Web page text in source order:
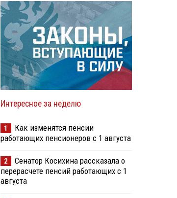
Интересное за неделю
1
Как изменятся пенсии
работающих пенсионеров с 1 августа
2
Сенатор Косихина рассказала о
перерасчете пенсий работающих с 1
августа